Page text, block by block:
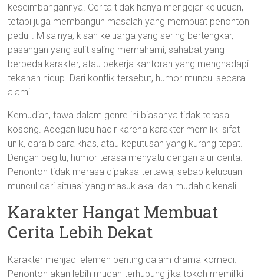
keseimbangannya. Cerita tidak hanya mengejar kelucuan,
tetapi juga membangun masalah yang membuat penonton
peduli. Misalnya, kisah keluarga yang sering bertengkar,
pasangan yang sulit saling memahami, sahabat yang
berbeda karakter, atau pekerja kantoran yang menghadapi
tekanan hidup. Dari konflik tersebut, humor muncul secara
alami.
Kemudian, tawa dalam genre ini biasanya tidak terasa
kosong. Adegan lucu hadir karena karakter memiliki sifat
unik, cara bicara khas, atau keputusan yang kurang tepat.
Dengan begitu, humor terasa menyatu dengan alur cerita.
Penonton tidak merasa dipaksa tertawa, sebab kelucuan
muncul dari situasi yang masuk akal dan mudah dikenali.
Karakter Hangat Membuat
Cerita Lebih Dekat
Karakter menjadi elemen penting dalam drama komedi.
Penonton akan lebih mudah terhubung jika tokoh memiliki